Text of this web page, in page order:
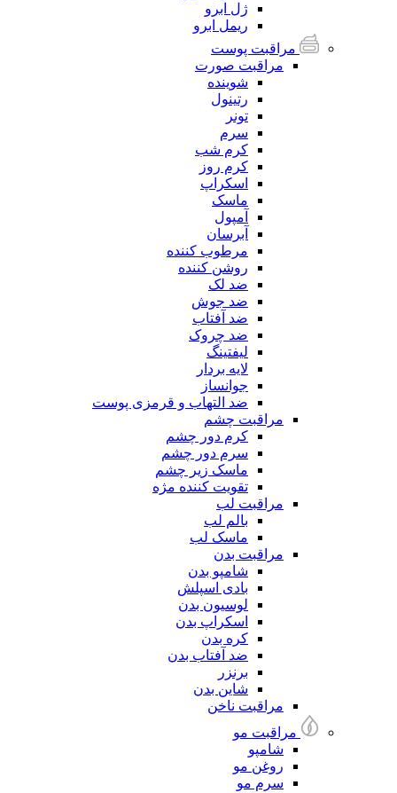
ژل ابرو
ریمل ابرو
مراقبت پوست
مراقبت صورت
شوینده
رتینول
تونر
سرم
کرم شب
کرم روز
اسکراپ
ماسک
آمپول
آبرسان
مرطوب کننده
روشن کننده
ضد لک
ضد جوش
ضد آفتاب
ضد چروک
لیفتینگ
لایه بردار
جوانساز
ضد التهاب و قرمزی پوست
مراقبت چشم
کرم دور چشم
سرم دور چشم
ماسک زیر چشم
تقویت کننده مژه
مراقبت لب
بالم لب
ماسک لب
مراقبت بدن
شامپو بدن
بادی اسپلش
لوسیون بدن
اسکراپ بدن
کره بدن
ضد آفتاب بدن
برنزر
شاین بدن
مراقبت ناخن
مراقبت مو
شامپو
روغن مو
سرم مو